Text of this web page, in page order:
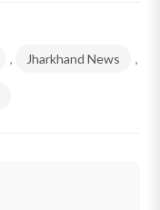
, Jharkhand News ,